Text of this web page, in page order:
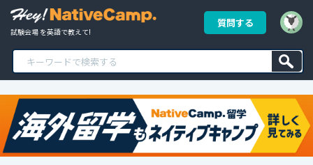
試験会場 を英語で教えて!
質問する